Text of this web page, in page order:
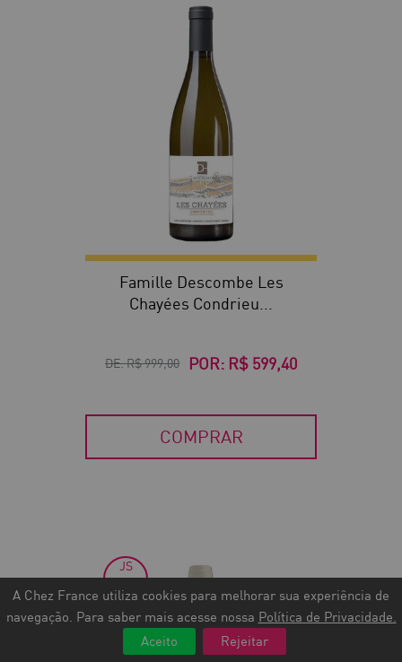
A Chez France utiliza cookies para melhorar sua experiência de
navegação. Para saber mais acesse nossa Política de Privacidade.
Aceito
Rejeitar
Famille Descombe Les
Chayées Condrieu...
DE:R$ 999,00 POR: R$ 599,40
COMPRAR
30
JS
90